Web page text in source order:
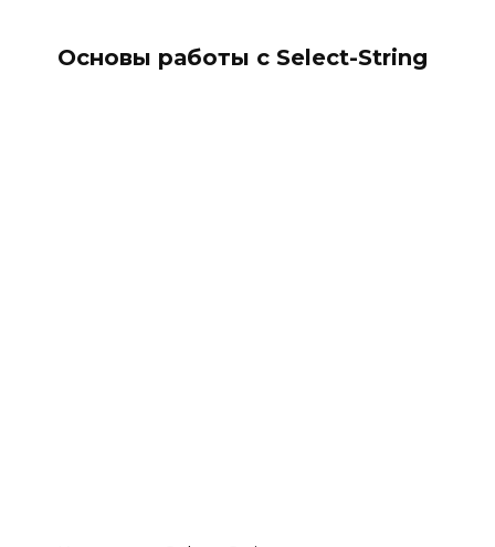
Основы работы с Select-String